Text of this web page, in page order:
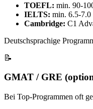
TOEFL: min. 90-
IELTS: min. 6.5-7.0
Cambridge: C1
Deutschsprachige
📝
GMAT / GRE
Bei Top-Programmen oft